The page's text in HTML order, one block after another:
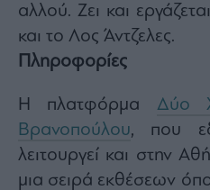
αλλού. Ζει και
και το Λος Άντζελες.
Πληροφορίες
Η πλατφόρμα Δύο
Βρανοπούλου, που
λειτουργεί και στην
μια σειρά εκθέσεων